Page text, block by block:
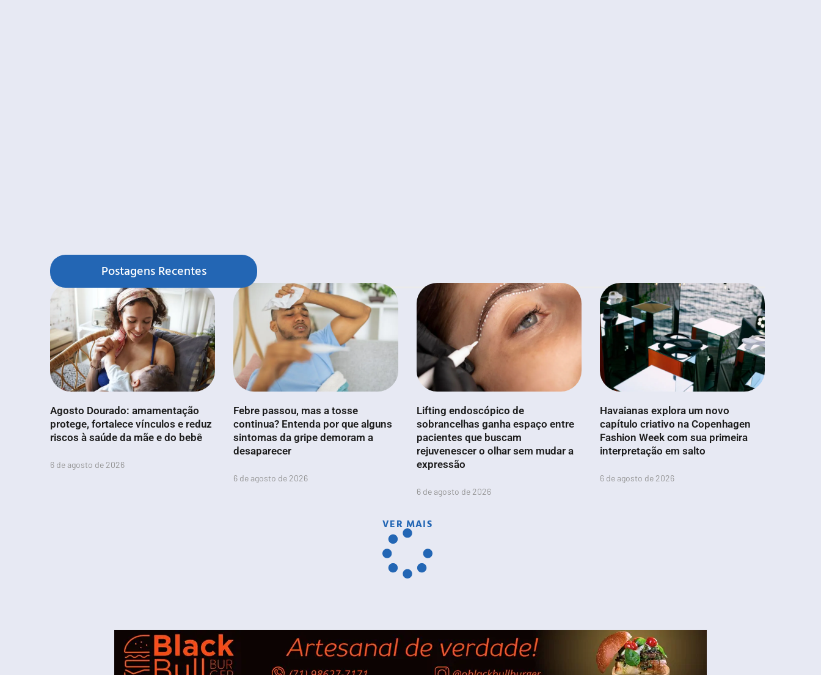
Postagens Recentes
Agosto Dourado: amamentação
protege, fortalece vínculos e reduz
riscos à saúde da mãe e do bebê
6 de agosto de 2026
Febre passou, mas a tosse
continua? Entenda por que alguns
sintomas da gripe demoram a
desaparecer
6 de agosto de 2026
Lifting endoscópico de
sobrancelhas ganha espaço entre
pacientes que buscam
rejuvenescer o olhar sem mudar a
expressão
6 de agosto de 2026
Havaianas explora um novo
capítulo criativo na Copenhagen
Fashion Week com sua primeira
interpretação em salto
6 de agosto de 2026
VER MAIS